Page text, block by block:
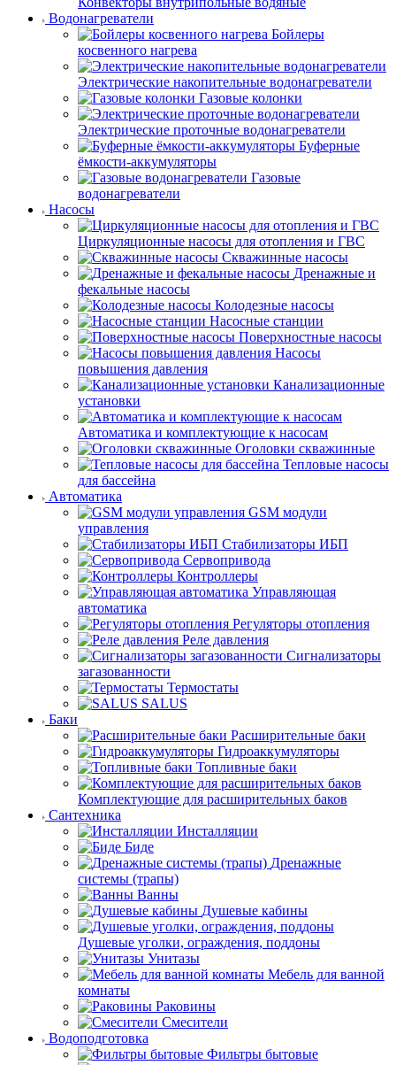
Водонагреватели
Бойлеры
косвенного нагрева
Электрические накопительные водонагреватели
Газовые колонки
Электрические проточные водонагреватели
Буферные
ёмкости-аккумуляторы
Газовые
водонагреватели
Насосы
Циркуляционные насосы для отопления и ГВС
Скважинные насосы
Дренажные и
фекальные насосы
Колодезные насосы
Насосные станции
Поверхностные насосы
Насосы
повышения давления
Канализационные
установки
Автоматика и комплектующие к насосам
Оголовки скважинные
Тепловые насосы
для бассейна
Автоматика
GSM модули
управления
Стабилизаторы ИБП
Сервопривода
Контроллеры
Управляющая
автоматика
Регуляторы отопления
Реле давления
Сигнализаторы
загазованности
Термостаты
SALUS
Баки
Расширительные баки
Гидроаккумуляторы
Топливные баки
Комплектующие для расширительных баков
Сантехника
Инсталляции
Биде
Дренажные
системы (трапы)
Ванны
Душевые кабины
Душевые уголки, ограждения, поддоны
Унитазы
Мебель для ванной
комнаты
Раковины
Смесители
Водоподготовка
Фильтры бытовые